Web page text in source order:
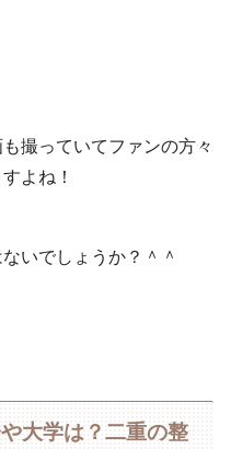
撮っていてファンの方々
よね！
いでしょうか？＾＾
大学は？二重の整